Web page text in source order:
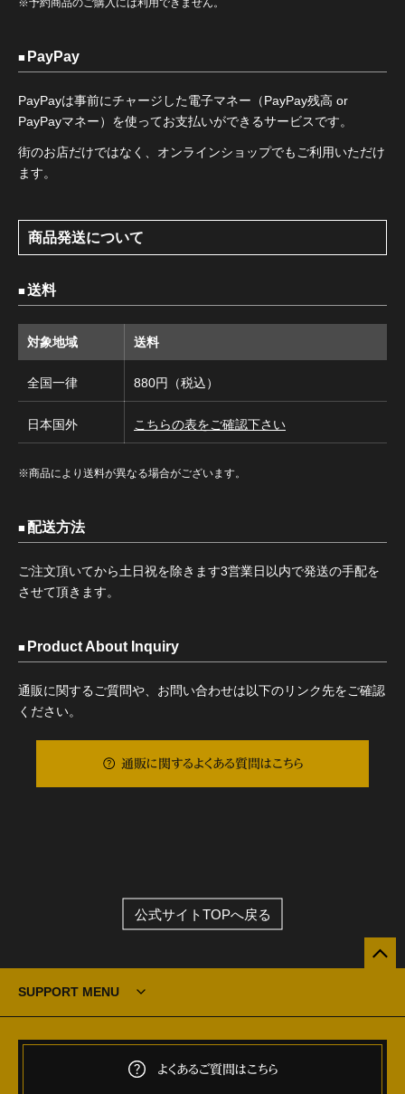
※予約商品のご購入には利用できません。
PayPay
PayPayは事前にチャージした電子マネー（PayPay残高 or
PayPayマネー）を使ってお支払いができるサービスです。
街のお店だけではなく、オンラインショップでもご利用いただけ
ます。
商品発送について
送料
対象地域 送料
全国一律 880円（税込）
日本国外 こちらの表をご確認下さい
※商品により送料が異なる場合がございます。
配送方法
ご注文頂いてから土日祝を除きます3営業日以内で発送の手配を
させて頂きます。
Product About Inquiry
通販に関するご質問や、お問い合わせは以下のリンク先をご確認
ください。
通販に関するよくある質問はこちら
公式サイトTOPへ戻る
SUPPORT MENU
よくあるご質問はこちら